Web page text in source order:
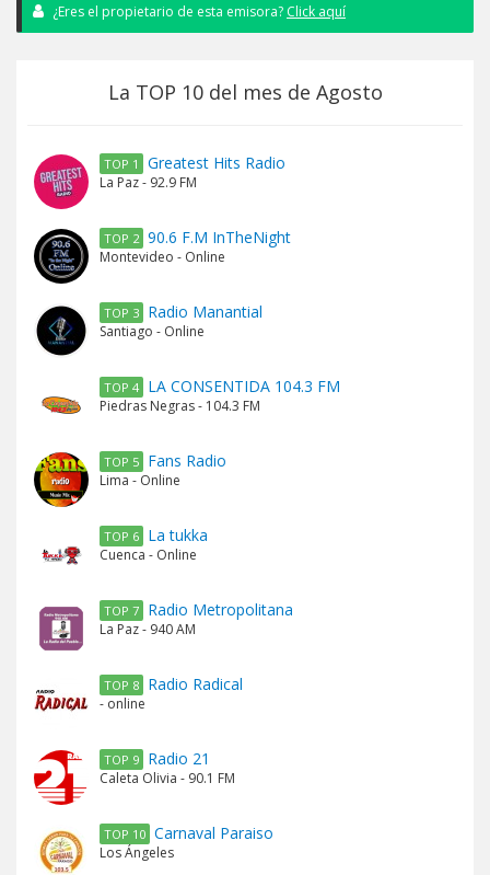
¿Eres el propietario de esta emisora? Click aquí
La TOP 10 del mes de Agosto
TOP 1 Greatest Hits Radio
La Paz - 92.9 FM
TOP 2 90.6 F.M InTheNight
Montevideo - Online
TOP 3 Radio Manantial
Santiago - Online
TOP 4 LA CONSENTIDA 104.3 FM
Piedras Negras - 104.3 FM
TOP 5 Fans Radio
Lima - Online
TOP 6 La tukka
Cuenca - Online
TOP 7 Radio Metropolitana
La Paz - 940 AM
TOP 8 Radio Radical
- online
TOP 9 Radio 21
Caleta Olivia - 90.1 FM
TOP 10 Carnaval Paraiso
Los Ángeles